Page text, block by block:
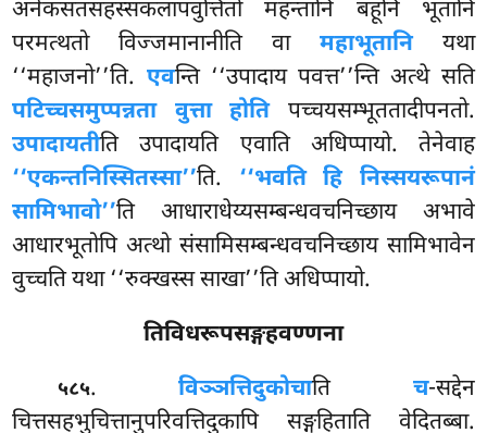
अनेकसतसहस्सकलापवुत्तितो महन्तानि बहूनि भूतानि
परमत्थतो विज्जमानानीति वा महाभूतानियथा
‘‘महाजनो’’ति. एवन्ति ‘‘उपादाय पवत्त’’न्ति अत्थे सति
पटिच्चसमुप्पन्नता वुत्ता होतिपच्चयसम्भूततादीपनतो.
उपादायतीति उपादायति एवाति अधिप्पायो. तेनेवाह
‘‘एकन्तनिस्सितस्सा’’ति. ‘‘भवति हि निस्सयरूपानं
सामिभावो’’ति आधाराधेय्यसम्बन्धवचनिच्छाय अभावे
आधारभूतोपि अत्थो संसामिसम्बन्धवचनिच्छाय सामिभावेन
वुच्चति यथा ‘‘रुक्खस्स साखा’’ति अधिप्पायो.
तिविधरूपसङ्गहवण्णना
५८५.विञ्ञत्तिदुकोचाति च-सद्देन
चित्तसहभुचित्तानुपरिवत्तिदुकापि सङ्गहिताति वेदितब्बा.